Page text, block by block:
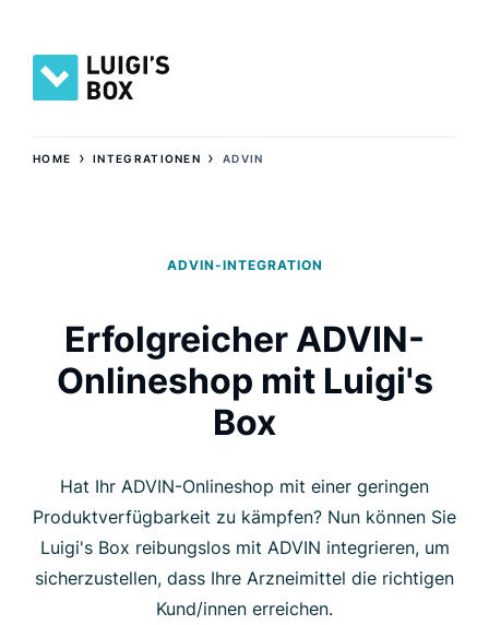
HOME ›INTEGRATIONEN › ADVIN
ADVIN-INTEGRATION
Erfolgreicher ADVIN-
Onlineshop mit Luigi's
Box
Hat Ihr ADVIN-Onlineshop mit einer geringen
Produktverfügbarkeit zu kämpfen? Nun können Sie
Luigi's Box reibungslos mit ADVIN integrieren, um
sicherzustellen, dass Ihre Arzneimittel die richtigen
Kund/innen erreichen.